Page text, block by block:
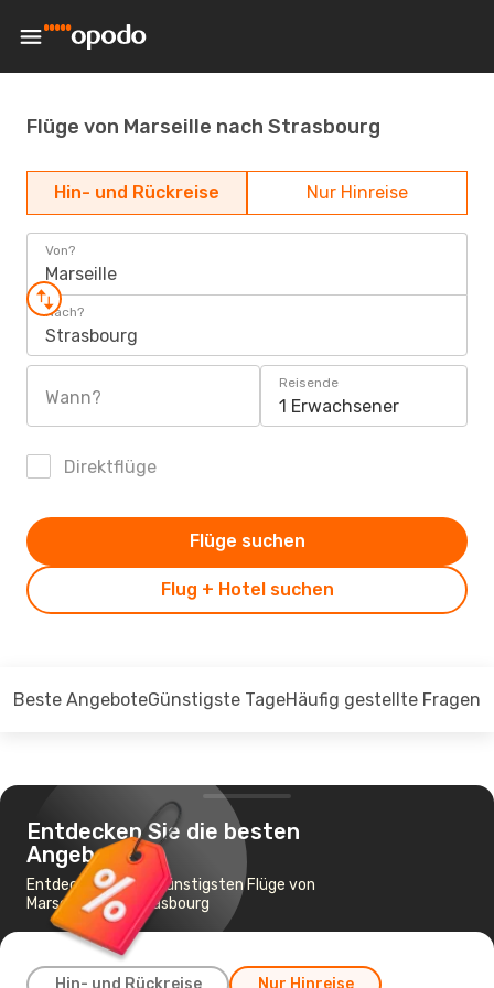
Flüge von Marseille nach Strasbourg
Hin- und Rückreise Nur Hinreise
Von?
Marseille
Nach?
Strasbourg
Wann?
Reisende
1 Erwachsener
Direktflüge
Flug + Hotel suchen
Flüge suchen
Beste AngeboteGünstigste TageHäufig gestellte Fragen
Entdecken Sie die besten
Angebote
Entdecken Sie die günstigsten Flüge von
Marseille nach Strasbourg
Hin- und Rückreise Nur Hinreise